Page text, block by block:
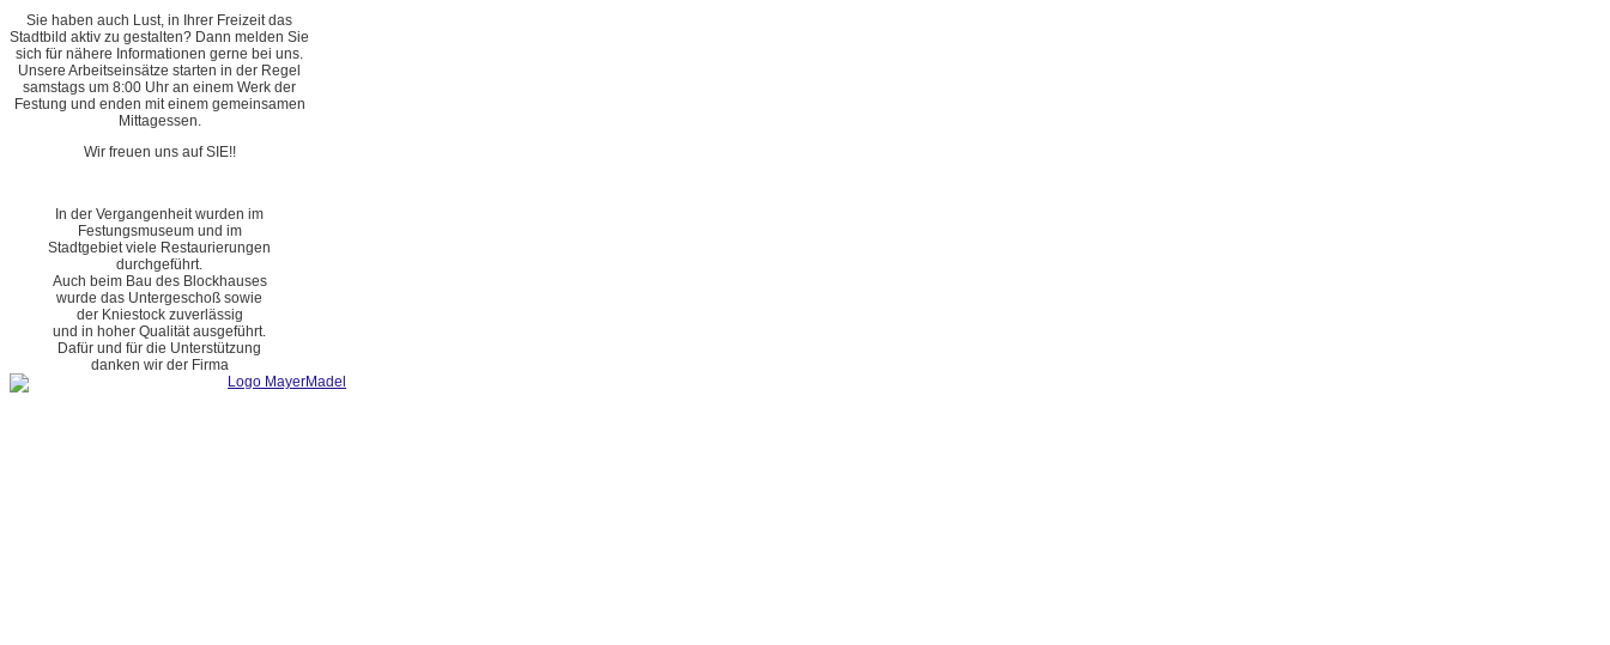
Sie haben auch Lust, in Ihrer Freizeit das
Stadtbild aktiv zu gestalten? Dann melden Sie
sich für nähere Informationen gerne bei uns.
Unsere Arbeitseinsätze starten in der Regel
samstags um 8:00 Uhr an einem Werk der
Festung und enden mit einem gemeinsamen
Mittagessen.
Wir freuen uns auf SIE!!
In der Vergangenheit wurden im
Festungsmuseum und im
Stadtgebiet viele Restaurierungen
durchgeführt.
Auch beim Bau des Blockhauses
wurde das Untergeschoß sowie
der Kniestock zuverlässig
und in hoher Qualität ausgeführt.
Dafür und für die Unterstützung
danken wir der Firma